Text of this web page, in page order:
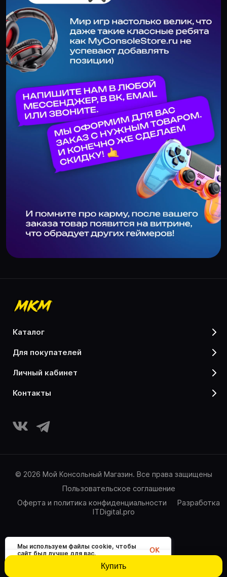
Купить
каталог
для покупателей
личный кабинет
контакты
© 2026 Мой Консольный Магазин. Все права защищены
Пользовательское соглашение
Оферта и политика конфиденциальности
Разработка
ITDigital.pro
Мы используем файлы cookie, чтобы
сайт был лучше для вас.
OK